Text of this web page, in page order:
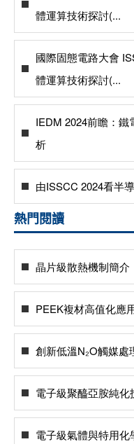
體運算技術探討(...
國際固態電路大會
體運算技術探討(...
IEDM 2024前瞻：
析
由ISSCC 2024看半
熱門閱讀
晶片級散熱機制簡介
PEEK複材高值化應
創新低溫N₂O觸媒處
電子級聚醯亞胺純
電子級氣體與特用